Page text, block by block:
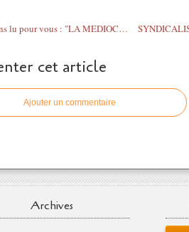
Nous avons lu pour vous : "LA MEDIOCRATIE" d'Alain Denéault
cet article
Ajouter un commentaire
Archives